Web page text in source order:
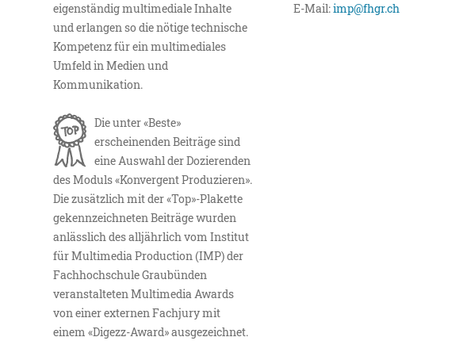
eigenständig multimediale Inhalte
und erlangen so die nötige technische
Kompetenz für ein multimediales
Umfeld in Medien und
Kommunikation.
Die unter «Beste»
erscheinenden Beiträge sind
eine Auswahl der Dozierenden
des Moduls «Konvergent Produzieren».
Die zusätzlich mit der «Top»-Plakette
gekennzeichneten Beiträge wurden
anlässlich des alljährlich vom Institut
für Multimedia Production (IMP) der
Fachhochschule Graubünden
veranstalteten Multimedia Awards
von einer externen Fachjury mit
einem «Digezz-Award» ausgezeichnet.
E-Mail:imp@fhgr.ch